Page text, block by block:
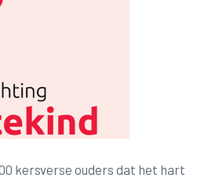
kersverse ouders dat het hart